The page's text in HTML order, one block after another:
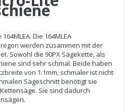
Die 164MLEA
werden zusammen mit der
Sowohl die 90PX Sägekette, als
sind sehr schmal. Beide haben
von 1.1mm, schmaler ist nicht
Sägeschnitt benötigt sie
Sie sind dadurch